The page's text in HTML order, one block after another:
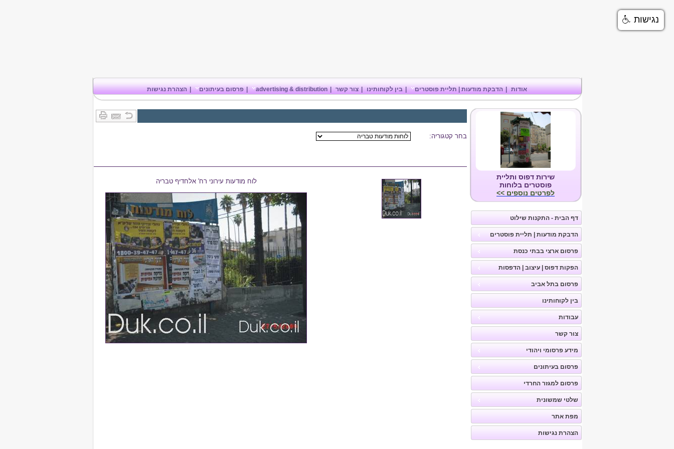
אודות | הדבקת מודעות | תליית פוסטרים | בין לקוחותינו | צור קשר |
advertising & distribution
| פרסום בעיתונים | הצהרת נגישות
שירות דפוס ותליית
פוסטרים בלוחות
לפרטים נוספים >>
דף הבית - התקנות שילוט
הדבקת מודעות | תליית פוסטרים
פרסום ארצי בבתי כנסת
הפקות דפוס | עיצוב | הדפסות
פרסום בתל אביב
בין לקוחותינו
עבודות
צור קשר
מידע פרסומי ויהודי
פרסום בעיתונים
פרסום למגזר החרדי
שלטי שמשונית
מפת אתר
הצהרת נגישות
בחר קטגוריה:
לוח מודעות עירוני רח' אלחדיף טבריה
נגישות